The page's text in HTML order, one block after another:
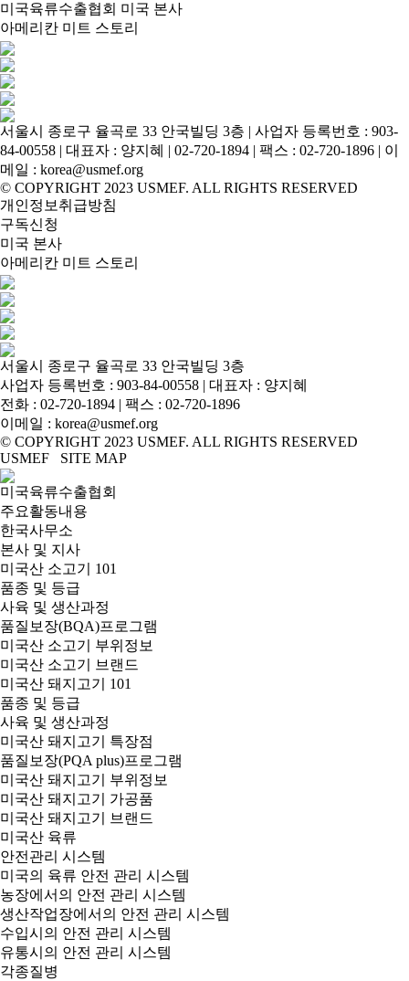
미국육류수출협회 미국 본사
아메리칸 미트 스토리
서울시 종로구 율곡로 33 안국빌딩 3층 | 사업자 등록번호 : 903-
84-00558 | 대표자 : 양지혜 | 02-720-1894 | 팩스 : 02-720-1896 | 이
메일 : korea@usmef.org
© COPYRIGHT 2023 USMEF. ALL RIGHTS RESERVED
개인정보취급방침
구독신청
미국 본사
아메리칸 미트 스토리
서울시 종로구 율곡로 33 안국빌딩 3층
사업자 등록번호 : 903-84-00558 | 대표자 : 양지혜
전화 : 02-720-1894 | 팩스 : 02-720-1896
이메일 : korea@usmef.org
© COPYRIGHT 2023 USMEF. ALL RIGHTS RESERVED
USMEF SITE MAP
미국육류수출협회
주요활동내용
한국사무소
본사 및 지사
미국산 소고기 101
품종 및 등급
사육 및 생산과정
품질보장(BQA)프로그램
미국산 소고기 부위정보
미국산 소고기 브랜드
미국산 돼지고기 101
품종 및 등급
사육 및 생산과정
미국산 돼지고기 특장점
품질보장(PQA plus)프로그램
미국산 돼지고기 부위정보
미국산 돼지고기 가공품
미국산 돼지고기 브랜드
미국산 육류
안전관리 시스템
미국의 육류 안전 관리 시스템
농장에서의 안전 관리 시스템
생산작업장에서의 안전 관리 시스템
수입시의 안전 관리 시스템
유통시의 안전 관리 시스템
각종질병